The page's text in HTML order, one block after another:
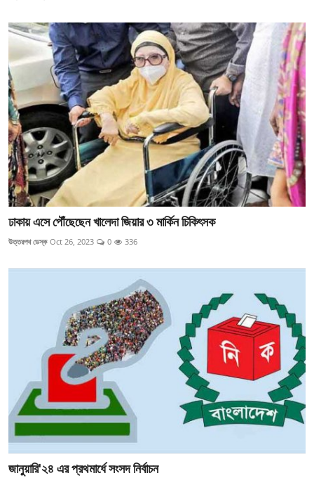
ঢাকায় এসে পৌঁছেছেন খালেদা জিয়ার ৩ মার্কিন চিকিৎসক
উত্তরপথ ডেস্ক Oct 26, 2023 0 336
জানুয়ারি'২৪ এর প্রথমার্ধে সংসদ নির্বাচন